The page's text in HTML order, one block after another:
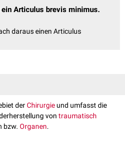
ein Articulus brevis minimus.
daraus einen Articulus
derChirurgie und umfasst die
von traumatisch
bzw. Organen.